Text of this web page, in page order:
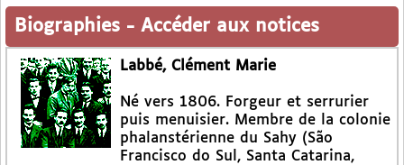
Biographies - Accéder aux notices
Labbé, Clément Marie
Né vers 1806. Forgeur et serrurier
puis menuisier. Membre de la colonie
phalanstérienne du Sahy (São
Francisco do Sul, Santa Catarina,